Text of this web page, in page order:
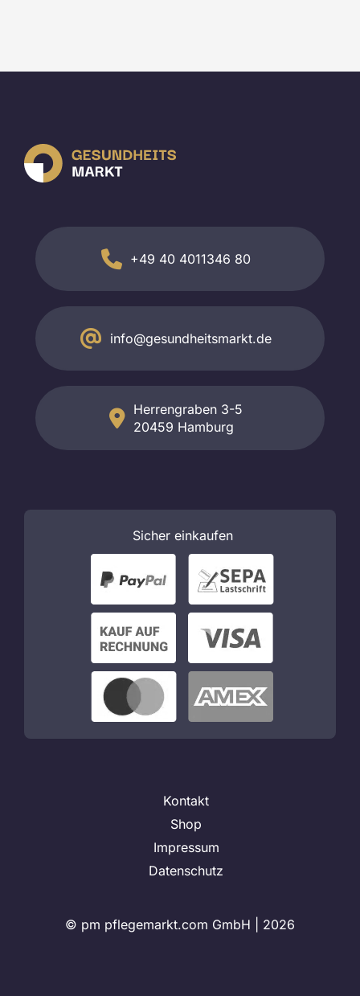
+49 40 4011346 80
info@gesundheitsmarkt.de
Herrengraben 3-5
20459 Hamburg
Sicher einkaufen
Kontakt
Shop
Impressum
Datenschutz
© pm pflegemarkt.com GmbH | 2026